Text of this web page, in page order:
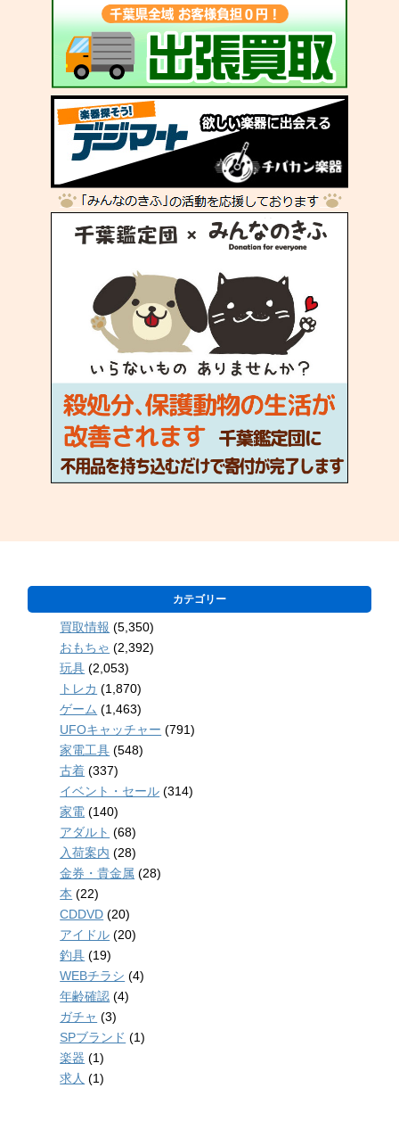
カテゴリー
買取情報 (5,350)
おもちゃ (2,392)
玩具 (2,053)
トレカ (1,870)
ゲーム (1,463)
UFOキャッチャー (791)
家電工具 (548)
古着 (337)
イベント・セール (314)
家電 (140)
アダルト (68)
入荷案内 (28)
金券・貴金属 (28)
本 (22)
CDDVD (20)
アイドル (20)
釣具 (19)
WEBチラシ (4)
年齢確認 (4)
ガチャ (3)
SPブランド (1)
楽器 (1)
求人 (1)